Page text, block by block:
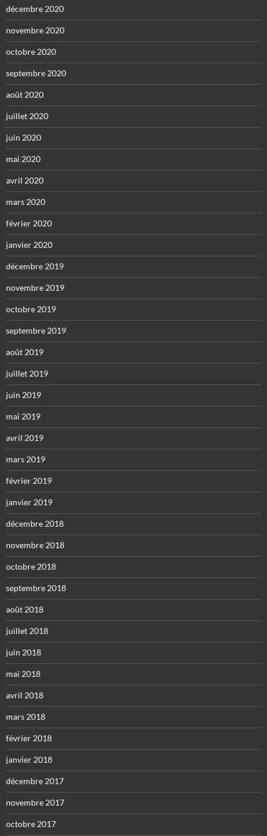
décembre 2020
novembre 2020
octobre 2020
septembre 2020
août 2020
juillet 2020
juin 2020
mai 2020
avril 2020
mars 2020
février 2020
janvier 2020
décembre 2019
novembre 2019
octobre 2019
septembre 2019
août 2019
juillet 2019
juin 2019
mai 2019
avril 2019
mars 2019
février 2019
janvier 2019
décembre 2018
novembre 2018
octobre 2018
septembre 2018
août 2018
juillet 2018
juin 2018
mai 2018
avril 2018
mars 2018
février 2018
janvier 2018
décembre 2017
novembre 2017
octobre 2017